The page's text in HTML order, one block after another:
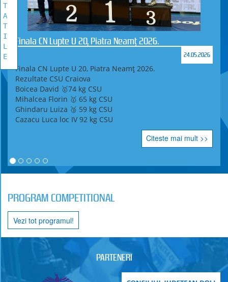
Finala CN Lupte U 20, Piatra Neamț 2026.
24.05.2026
Finala CN Lupte U 20, Piatra Neamț 2026.
Rezultate CSU Craiova
Boicea David 🥇74 kg CSU
Mihalcea Florin 🥇 65 kg CSU
Ghindaru Luiza 🥉 59 kg CSU
Cazacu Luca loc IV 92 kg CSU
Citeste mai mult >>
PROGRAM COMPETITIONAL
Vezi tot programul!
T
A
T
I
L
E
PARTENERI